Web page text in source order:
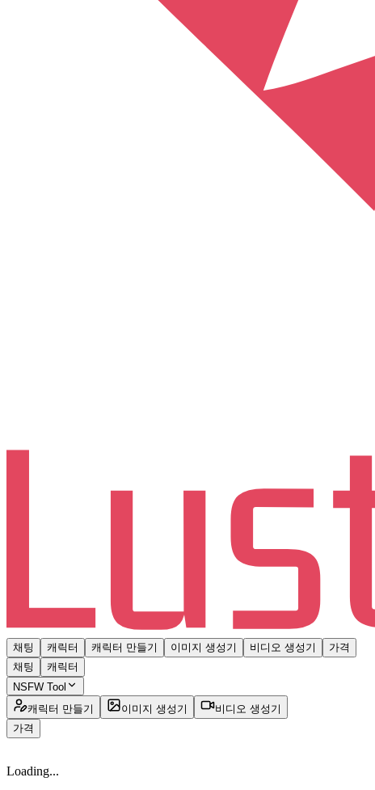
채팅 캐릭터 캐릭터 만들기 이미지 생성기 비디오 생성기
가격
채팅
캐릭터
NSFW Tool
캐릭터 만들기
이미지 생성기
비디오 생성기
가격
Loading...